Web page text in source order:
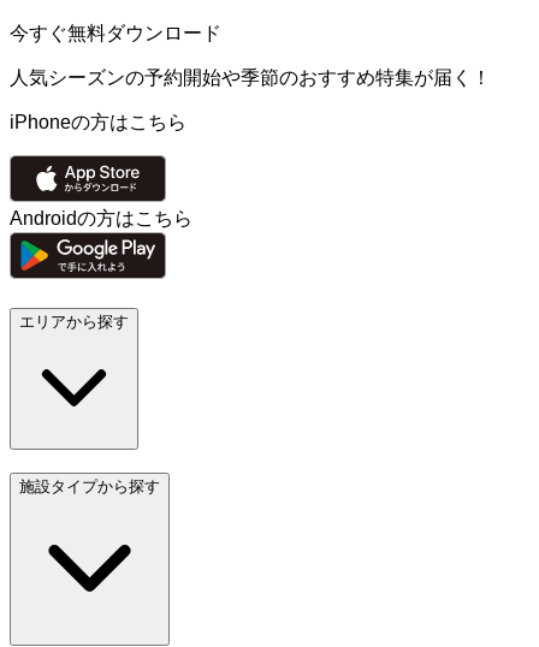
今すぐ無料ダウンロード
人気シーズンの予約開始や季節のおすすめ特集が届く！
iPhoneの方はこちら
Androidの方はこちら
エリアから探す
施設タイプから探す